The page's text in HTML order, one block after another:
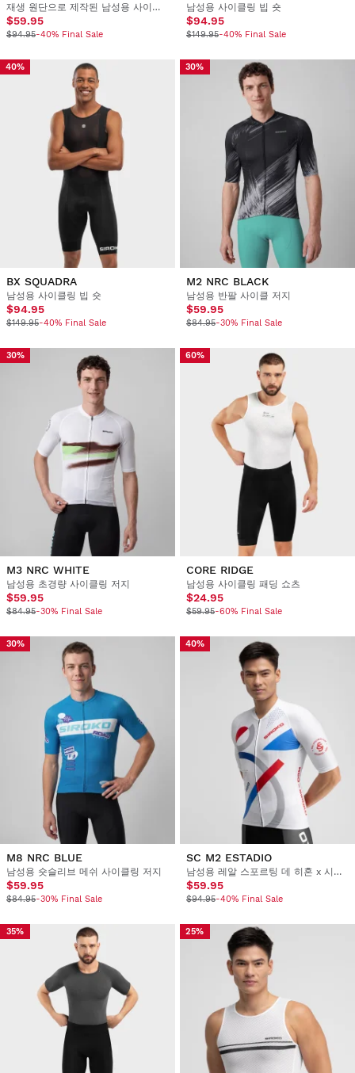
재생 원단으로 제작된 남성용 사이클링 빕 숏
$59.95
$94.95-40% Final Sale
남성용 사이클링 빕 숏
$94.95
$149.95-40% Final Sale
40%
BX SQUADRA
남성용 사이클링 빕 숏
$94.95
$149.95-40% Final Sale
30%
M2 NRC BLACK
남성용 반팔 사이클 저지
$59.95
$84.95-30% Final Sale
30%
M3 NRC WHITE
남성용 초경량 사이클링 저지
$59.95
$84.95-30% Final Sale
60%
CORE RIDGE
남성용 사이클링 패딩 쇼츠
$24.95
$59.95-60% Final Sale
30%
M8 NRC BLUE
남성용 숏슬리브 메쉬 사이클링 저지
$59.95
$84.95-30% Final Sale
40%
SC M2 ESTADIO
남성용 레알 스포르팅 데 히혼 x 시로코 반소매 사이클링 저지
$59.95
$94.95-40% Final Sale
35% 25%